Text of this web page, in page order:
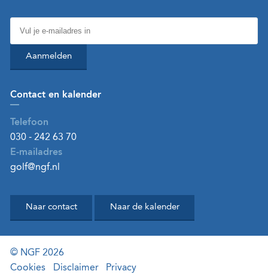
Aanmelden
Contact en kalender
Telefoon
030 - 242 63 70
E-mailadres
golf@ngf.nl
Naar contact Naar de kalender
© NGF 2026
Cookies
Disclaimer Privacy